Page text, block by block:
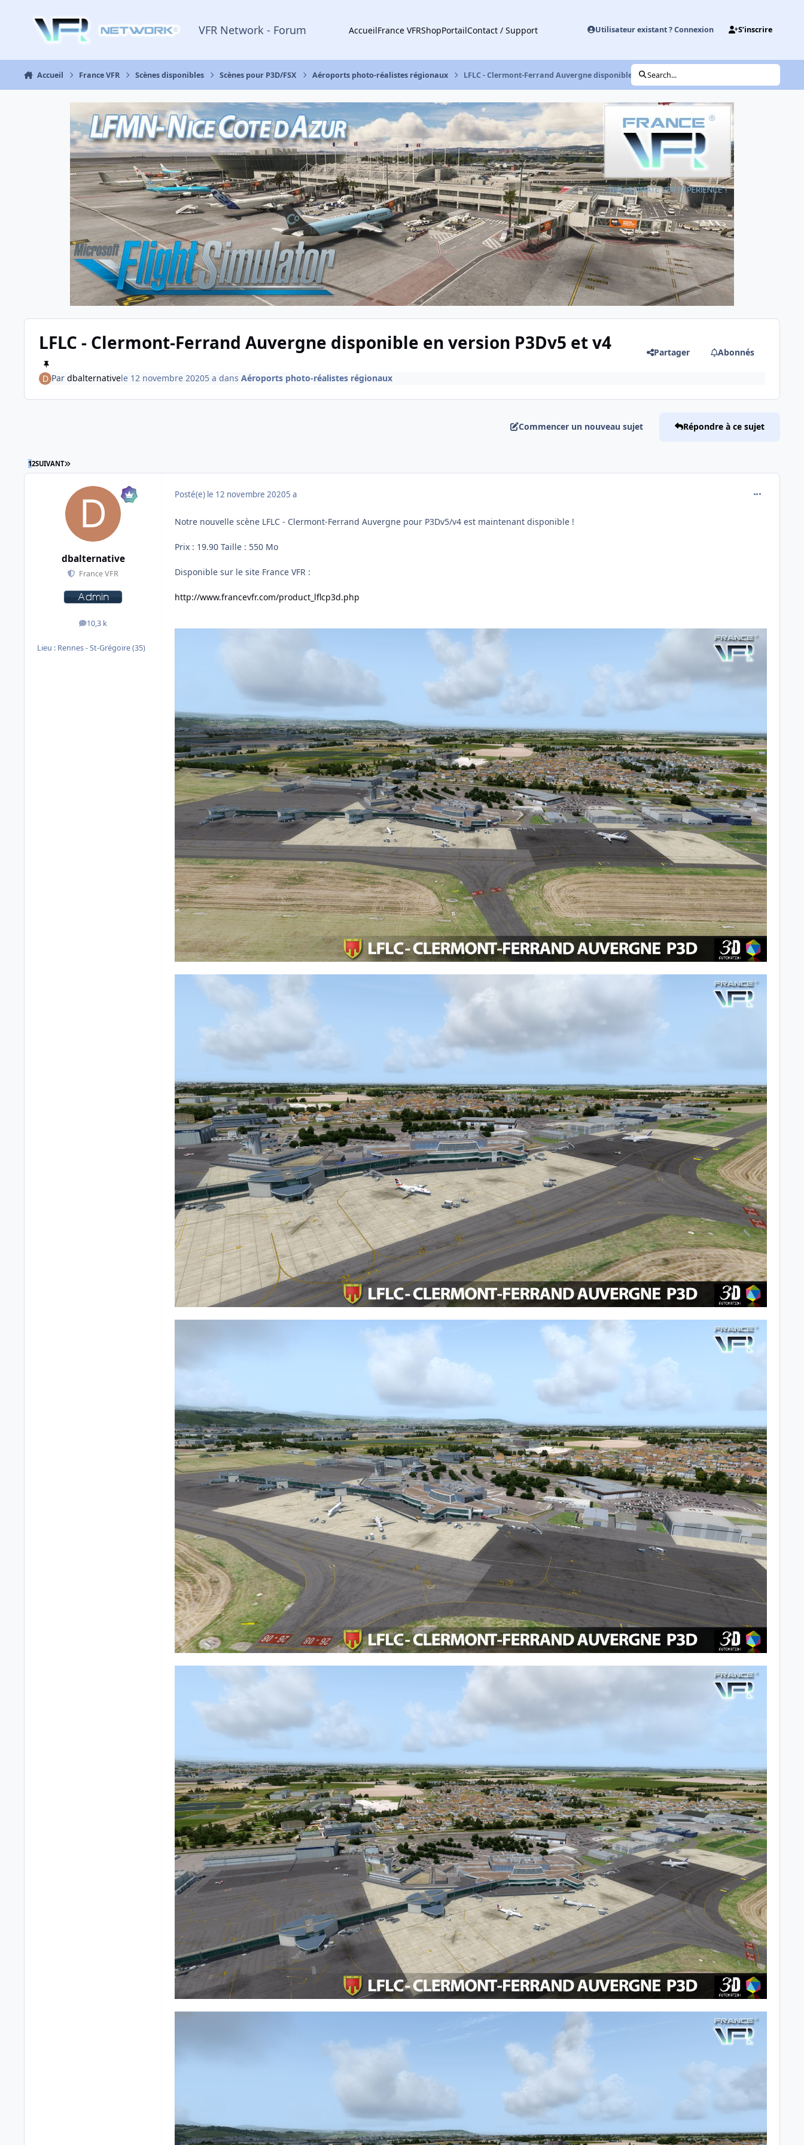
VFR Network - Forum AccueilFrance VFRShopPortailContact / Support Utilisateur existant ? Connexion S’inscrire
Accueil France VFR Scènes disponibles Scènes pour P3D/FSX Aéroports photo-réalistes régionaux LFLC - Clermont-Ferrand Auvergne disponible en version P3Dv5 et v4
Search...
LFLC - Clermont-Ferrand Auvergne disponible en version P3Dv5 et v4 Partager Abonnés
Par dbalternativele 12 novembre 20205 a dans Aéroports photo-réalistes régionaux
Commencer un nouveau sujet Répondre à ce sujet
12SUIVANT DERNIÈRE PAGE
dbalternative
France VFR
10,3 k
messages
Lieu : Rennes - St-Grégoire (35)
Posté(e) le 12 novembre 20205 a
Notre nouvelle scène LFLC - Clermont-Ferrand Auvergne pour P3Dv5/v4 est maintenant disponible !
Prix : 19.90 Taille : 550 Mo
Disponible sur le site France VFR :
http://www.francevfr.com/product_lflcp3d.php